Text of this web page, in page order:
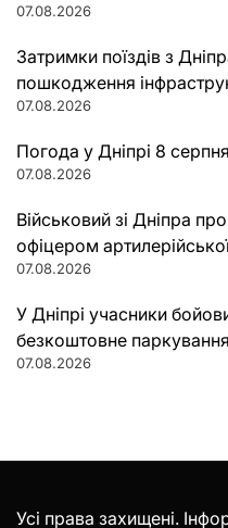
07.08.2026
Затримки поїздів з
пошкодження
07.08.2026
Погода у Дніпрі 8
07.08.2026
Військовий зі Дніпра
офіцером
07.08.2026
У Дніпрі учасники
безкоштовне паркування
07.08.2026
Усі права захищені.